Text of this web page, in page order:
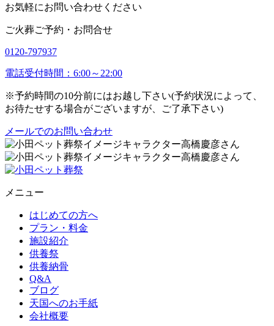
お気軽にお問い合わせください
ご火葬ご予約・お問合せ
0120-797937
電話受付時間：6:00～22:00
※予約時間の10分前にはお越し下さい(予約状況によって、
お待たせする場合がございますが、ご了承下さい)
メールでのお問い合わせ
メニュー
はじめての方へ
プラン・料金
施設紹介
供養祭
供養納骨
Q&A
ブログ
天国へのお手紙
会社概要